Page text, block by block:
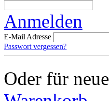
Anmelden
E-Mail Adresse
Passwort vergessen?
Oder für